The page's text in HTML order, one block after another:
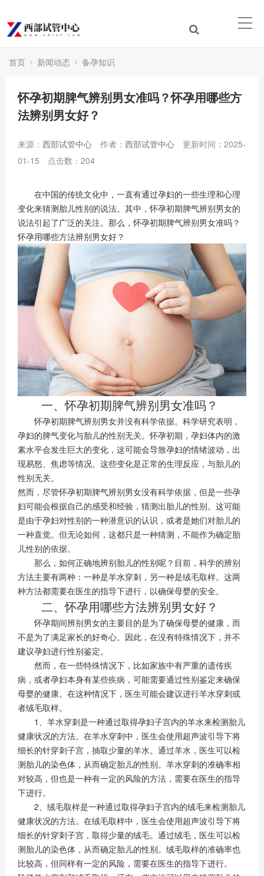
首页 新闻动态 备孕知识
怀孕初期脾气辨别男女准吗？怀孕用哪些方
法辨别男女好？
来源： 西部试管中心 作者： 西部试管中心
更新时间：2025-
01-15
点击数： 204
在中国的传统文化中，一直有通过孕妇的一些生理和心理
变化来猜测胎儿性别的说法。其中，怀孕初期脾气辨别男女的
说法引起了广泛的关注。那么，怀孕初期脾气辨别男女准吗？
怀孕用哪些方法辨别男女好？
一、怀孕初期脾气辨别男女准吗？
怀孕初期脾气辨别男女并没有科学依据。科学研究表明，
孕妇的脾气变化与胎儿的性别无关。怀孕初期，孕妇体内的激
素水平会发生巨大的变化，这可能会导致孕妇的情绪波动，出
现易怒、焦虑等情况。这些变化是正常的生理反应，与胎儿的
性别无关。
然而，尽管怀孕初期脾气辨别男女没有科学依据，但是一些孕
妇可能会根据自己的感受和经验，猜测出胎儿的性别。这可能
是由于孕妇对性别的一种潜意识的认识，或者是她们对胎儿的
一种直觉。但无论如何，这都只是一种猜测，不能作为确定胎
儿性别的依据。
那么，如何正确地辨别胎儿的性别呢？目前，科学的辨别
方法主要有两种：一种是羊水穿刺，另一种是绒毛取样。这两
种方法都需要在医生的指导下进行，以确保母婴的安全。
二、怀孕用哪些方法辨别男女好？
怀孕期间辨别男女的主要目的是为了确保母婴的健康，而
不是为了满足家长的好奇心。因此，在没有特殊情况下，并不
建议孕妇进行性别鉴定。
然而，在一些特殊情况下，比如家族中有严重的遗传疾
病，或者孕妇本身有某些疾病，可能需要通过性别鉴定来确保
母婴的健康。在这种情况下，医生可能会建议进行羊水穿刺或
者绒毛取样。
1、羊水穿刺是一种通过取得孕妇子宫内的羊水来检测胎儿
健康状况的方法。在羊水穿刺中，医生会使用超声波引导下将
细长的针穿刺子宫，抽取少量的羊水。通过羊水，医生可以检
测胎儿的染色体，从而确定胎儿的性别。羊水穿刺的准确率相
对较高，但也是一种有一定的风险的方法，需要在医生的指导
下进行。
2、绒毛取样是一种通过取得孕妇子宫内的绒毛来检测胎儿
健康状况的方法。在绒毛取样中，医生会使用超声波引导下将
细长的针穿刺子宫，取得少量的绒毛。通过绒毛，医生可以检
测胎儿的染色体，从而确定胎儿的性别。绒毛取样的准确率也
比较高，但同样有一定的风险，需要在医生的指导下进行。